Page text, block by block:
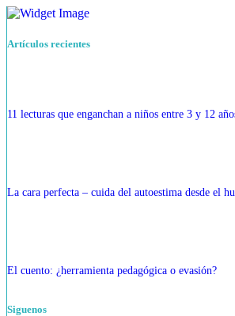
Artículos recientes
11 lecturas que enganchan a niños entre 3 y 12
La cara perfecta – cuida del autoestima desde el
El cuento: ¿herramienta pedagógica o evasión?
Siguenos